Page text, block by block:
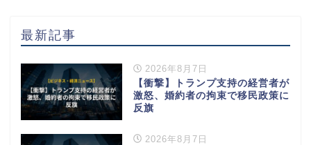
最新記事
2026年8月7日
【衝撃】トランプ支持の経営者が
激怒、婚約者の拘束で移民政策に
反旗
2026年8月7日